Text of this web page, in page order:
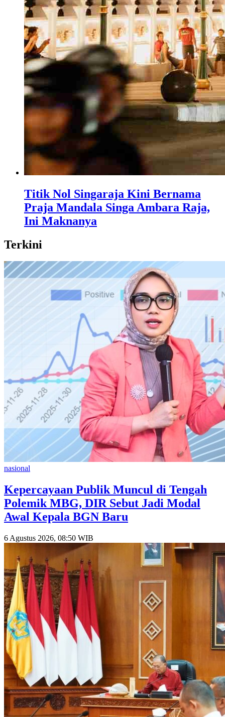
Titik Nol Singaraja Kini Bernama
Praja Mandala Singa Ambara Raja,
Ini Maknanya
Terkini
nasional
Kepercayaan Publik Muncul di Tengah
Polemik MBG, DIR Sebut Jadi Modal
Awal Kepala BGN Baru
6 Agustus 2026, 08:50 WIB